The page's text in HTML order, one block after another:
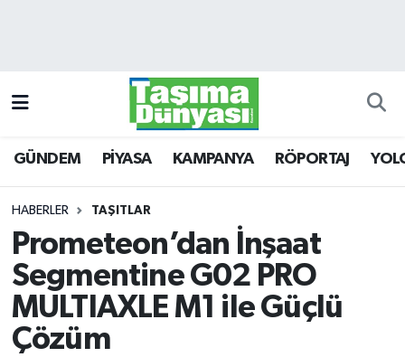
GÜNDEM PİYASA KAMPANYA RÖPORTAJ
HABERLER TAŞITLAR
Prometeon’dan İnşaat
Segmentine G02 PRO
MULTIAXLE M1 ile Güçlü
Çözüm
KAMPANYA
RÖPORTAJ
YOLCU TAŞIMA
LOJİSTİK
E-GAZETE
Trafik Durumu
Süper Lig Puan Durumu ve Fikstür
Tüm Manşetler
Son Dakika Haberleri
Haber Arşivi